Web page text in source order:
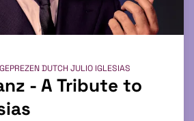
- A Tribute to
DUTCH JULIO IGLESIAS